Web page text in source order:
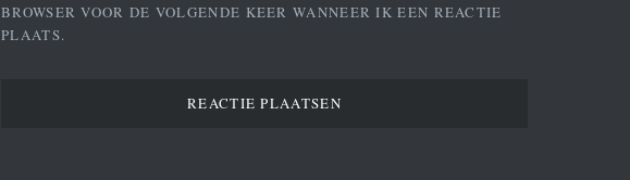
BROWSER VOOR DE VOLGENDE KEER WANNEER IK EEN REACTIE
PLAATS.